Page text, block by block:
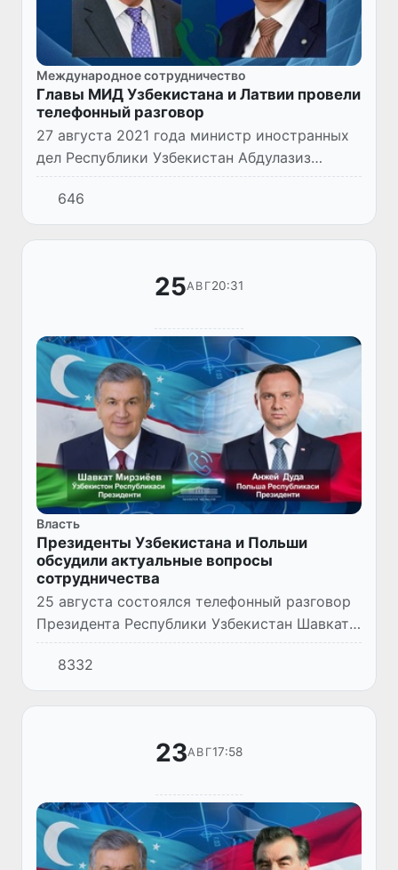
Международное сотрудничество
Главы МИД Узбекистана и Латвии провели
телефонный разговор
27 августа 2021 года министр иностранных
дел Республики Узбекистан Абдулазиз
Камилов провел телефонный разговор с
Министром иностранных дел Латвийской
Республики Эдгарсом Ринкевичс...
646
25АВГ20:31
Власть
Президенты Узбекистана и Польши
обсудили актуальные вопросы
сотрудничества
25 августа состоялся телефонный разговор
Президента Республики Узбекистан Шавката
Мирзиёева с Президентом Республики
Польша Анджеем Дудой.
8332
23АВГ17:58